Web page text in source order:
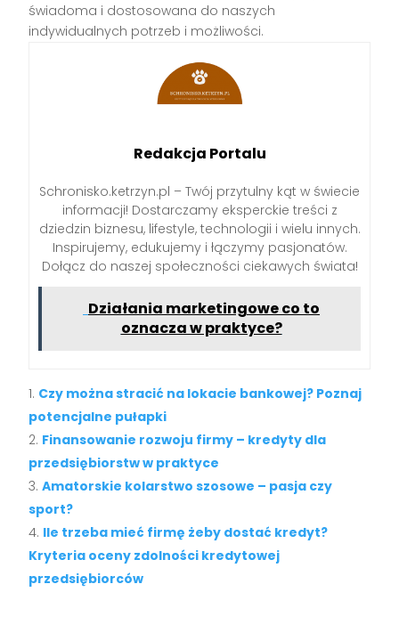
świadoma i dostosowana do naszych
indywidualnych potrzeb i możliwości.
Redakcja Portalu
Schronisko.ketrzyn.pl – Twój przytulny kąt w świecie
informacji! Dostarczamy eksperckie treści z
dziedzin biznesu, lifestyle, technologii i wielu innych.
Inspirujemy, edukujemy i łączymy pasjonatów.
Dołącz do naszej społeczności ciekawych świata!
Działania marketingowe co to
oznacza w praktyce?
Czy można stracić na lokacie bankowej? Poznaj
potencjalne pułapki
Finansowanie rozwoju firmy – kredyty dla
przedsiębiorstw w praktyce
Amatorskie kolarstwo szosowe – pasja czy
sport?
Ile trzeba mieć firmę żeby dostać kredyt?
Kryteria oceny zdolności kredytowej
przedsiębiorców